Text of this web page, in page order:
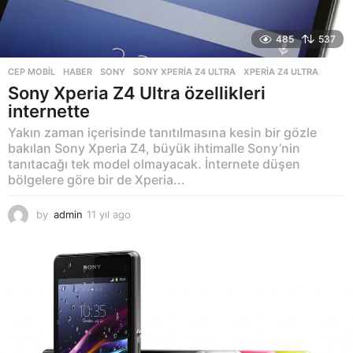
485 537
CEP MOBIL ,HABER SONY ,SONY XPERIA Z4 ULTRA ,XPERIA Z4 ULTRA
Sony Xperia Z4 Ultra özellikleri
internette
Yakın zaman içerisinde tanıtılmasına kesin bir gözle
bakılan Sony Xperia Z4, büyük ihtimalle Sony’nin
tanıtacağı tek model olmayacak. İnternete düşen
bölgelere göre bir de Xperia...
by admin 11 yıl ago
ı